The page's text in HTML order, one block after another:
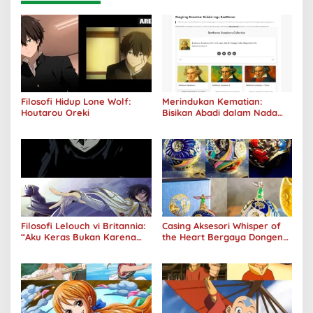
Filosofi Hidup Lone Wolf:
Houtarou Oreki
Merindukan Kematian:
Bisikan Abadi dalam Nada
Filosofi Lelouch vi Britannia:
“Aku Keras Bukan Karena
Casing Aksesori Whisper of
the Heart Bergaya Dongeng